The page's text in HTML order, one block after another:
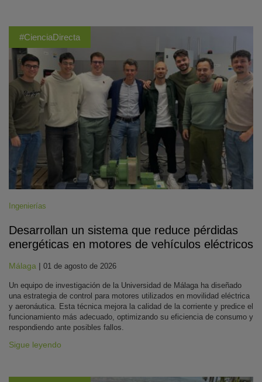
#CienciaDirecta
Ingenierías
Desarrollan un sistema que reduce pérdidas
energéticas en motores de vehículos eléctricos
Málaga | 01 de agosto de 2026
Un equipo de investigación de la Universidad de Málaga ha diseñado
una estrategia de control para motores utilizados en movilidad eléctrica
y aeronáutica. Esta técnica mejora la calidad de la corriente y predice el
funcionamiento más adecuado, optimizando su eficiencia de consumo y
respondiendo ante posibles fallos.
Sigue leyendo